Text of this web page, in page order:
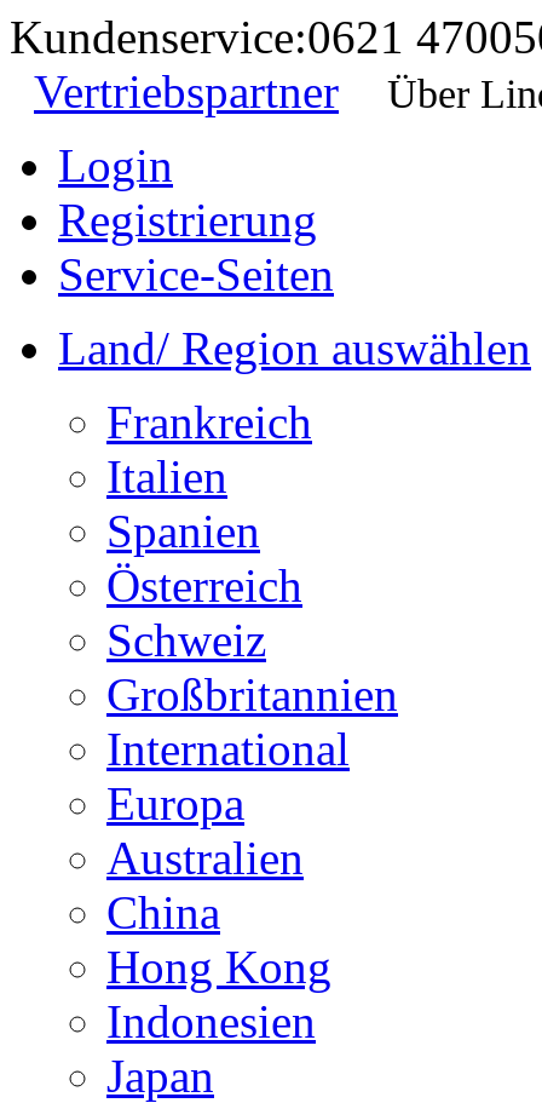
Kundenservice:0621
Vertriebspartner
Über
Login
Registrierung
Service-Seiten
Land/ Region auswählen
Frankreich
Italien
Spanien
Österreich
Schweiz
Großbritannien
International
Europa
Australien
China
Hong Kong
Indonesien
Japan